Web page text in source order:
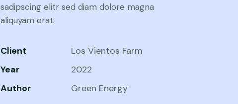
sadipscing elitr sed diam dolore magna
aliquyam erat.
Client
Los Vientos Farm
Year
2022
Author
Green Energy